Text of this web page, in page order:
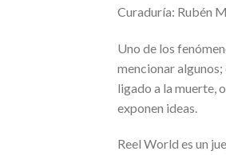
Curaduría: Rubén
Uno de los
mencionar
ligado a la muerte,
exponen ideas.
Reel World es un